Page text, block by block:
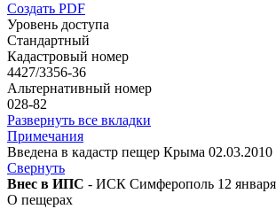
Создать PDF
Уровень доступа
Стандартный
Кадастровый номер
4427/3356-36
Альтернативный номер
028-82
Развернуть все вкладки
Примечания
Введена в кадастр пещер Крыма 02.03.2010
Свернуть
Внес в ИПС - ИСК Симферополь 12
О пещерах